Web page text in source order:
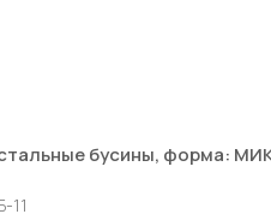
бусины, форма:
11